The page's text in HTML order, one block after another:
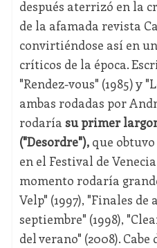
después aterrizó en la
de la afamada revista
convirtiéndose así en
críticos de la época.
"Rendez-vous" (1985) y
ambas rodadas por
rodaría su primer
("Desordre"),que
en el Festival de
momento rodaría
Velp" (1997), "Finales
septiembre" (1998),
del verano" (2008).